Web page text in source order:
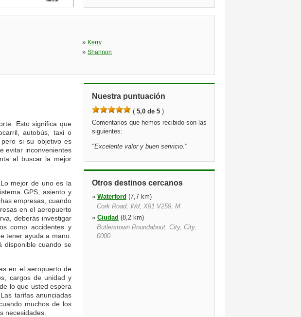
» Kerry
»Shannon
Esto significa que
autobús, taxi o
si su objetivo es
evitar inconvenientes
al buscar la mejor
mejor de uno es la
GPS, asiento y
empresas, cuando
en el aeropuerto
deberás investigar
como accidentes y
tener ayuda a mano.
disponible cuando se
en el aeropuerto de
cargos de unidad y
lo que usted espera
tarifas anunciadas
muchos de los
necesidades.
Nuestra puntuación
( 5,0 de 5 )
Comentarios que hemos recibido son las
siguientes:
"Excelente valor y buen servicio. "
Otros destinos cercanos
» Waterford (7,7 km)
Cork Road, Wd, X91 V259, M
» Ciudad (8,2 km)
Butlerstown Roundabout, City, City,
0000